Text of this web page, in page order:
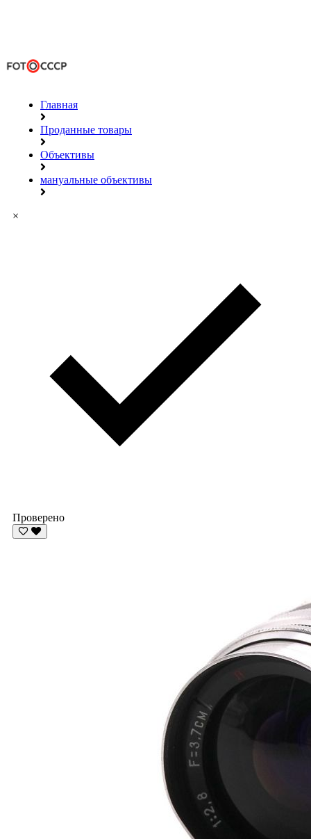
Главная
Проданные товары
Объективы
мануальные объективы
×
Проверено